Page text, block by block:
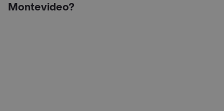
Montevideo?